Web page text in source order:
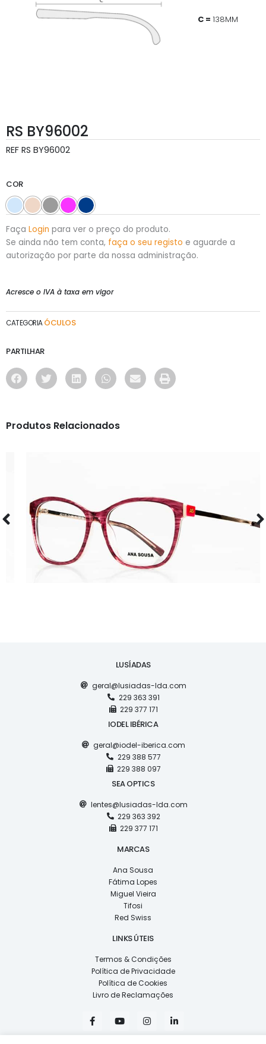
C = 138MM
RS BY96002
REF RS BY96002
COR
Faça Login para ver o preço do produto.
Se ainda não tem conta, faça o seu registo e aguarde a
autorização por parte da nossa administração.
Acresce o IVA à taxa em vigor
CATEGORIA ÓCULOS
PARTILHAR
Produtos Relacionados
ÓCULOS
AS1135
LUSÍADAS
geral@lusiadas-lda.com
229 363 391
229 377 171
IODEL IBÉRICA
geral@iodel-iberica.com
229 388 577
229 388 097
SEA OPTICS
lentes@lusiadas-lda.com
229 363 392
229 377 171
MARCAS
Ana Sousa
Fátima Lopes
Miguel Vieira
Tifosi
Red Swiss
LINKS ÚTEIS
Termos & Condições
Política de Privacidade
Política de Cookies
Livro de Reclamações
F
a
c
Y
o
u
I
n
s
i
n